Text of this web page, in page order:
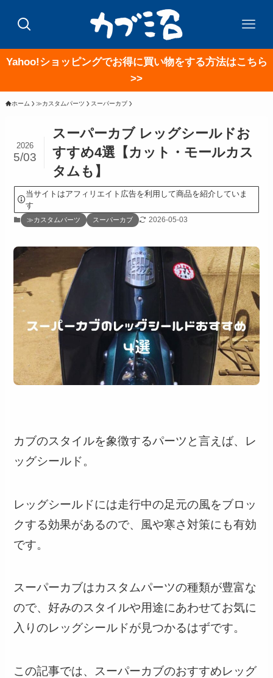
Yahoo!ショッピングでお得に買い物をする方法はこちら
>>
ホーム ≫カスタムパーツ スーパーカブ
スーパーカブ レッグシールドお
すすめ4選【カット・モールカス
タムも】
2026
5/03
当サイトはアフィリエイト広告を利用して商品を紹介していま
す
≫カスタムパーツ スーパーカブ 2026-05-03
カブのスタイルを象徴するパーツと言えば、レ
ッグシールド。
レッグシールドには走行中の足元の風をブロッ
クする効果があるので、風や寒さ対策にも有効
です。
スーパーカブはカスタムパーツの種類が豊富な
ので、好みのスタイルや用途にあわせてお気に
入りのレッグシールドが見つかるはずです。
この記事では、スーパーカブのおすすめレッグ